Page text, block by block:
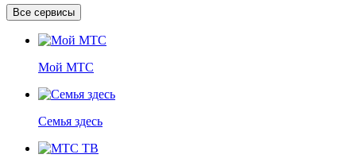
Все сервисы
Мой МТС
Семья здесь